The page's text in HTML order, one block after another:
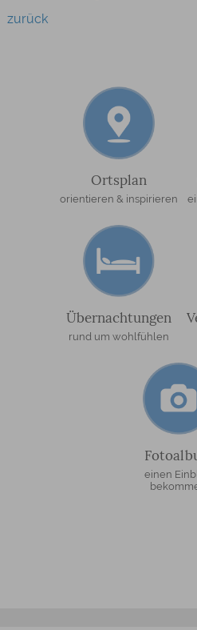
zurück
Ortsplan
orientieren & inspirieren
Übernachtungen
rund um wohlfühlen
einen